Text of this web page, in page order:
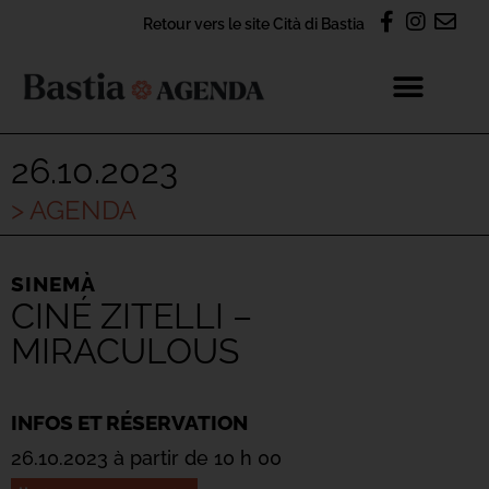
Retour vers le site Cità di Bastia
26.10.2023
> AGENDA
SINEMÀ
CINÉ ZITELLI –
MIRACULOUS
INFOS ET RÉSERVATION
26.10.2023 à partir de 10 h 00